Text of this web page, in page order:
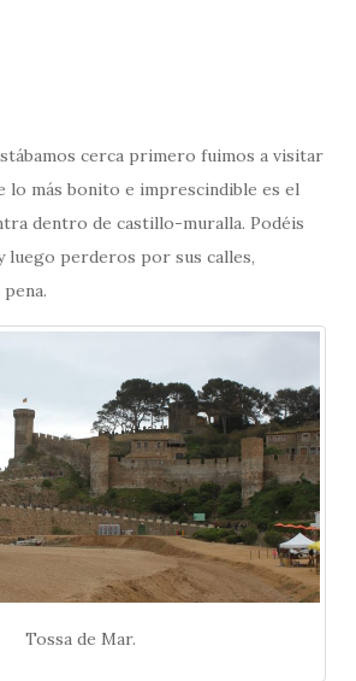
cerca primero fuimos a visitar
lo más bonito e imprescindible es el
dentro de castillo-muralla. Podéis
luego perderos por sus calles,
Tossa de Mar.